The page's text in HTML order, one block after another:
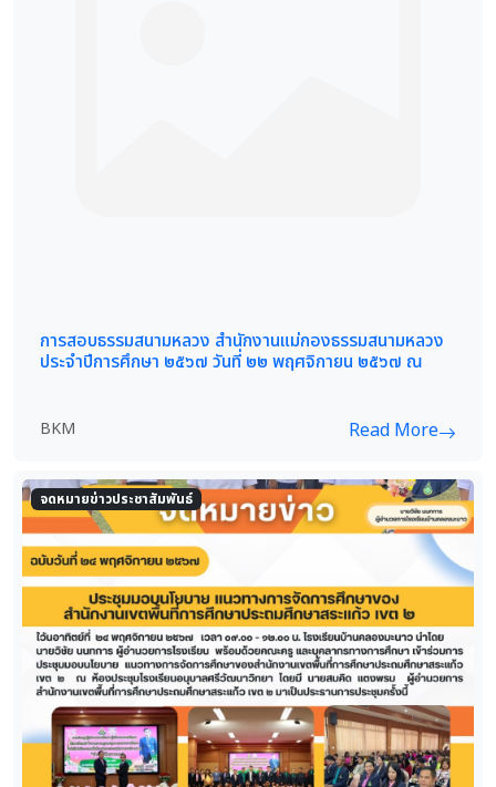
การสอบธรรมสนามหลวง สำนักงานแม่กองธรรมสนามหลวง
ประจำปีการศึกษา ๒๕๖๗ วันที่ ๒๒ พฤศจิกายน ๒๕๖๗ ณ
BKM Read More
จดหมายข่าวประชาสัมพันธ์